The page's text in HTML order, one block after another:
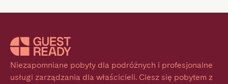
Niezapomniane pobyty dla podróżnych i profesjonalne
usługi zarządzania dla właścicieli. Ciesz się pobytem z